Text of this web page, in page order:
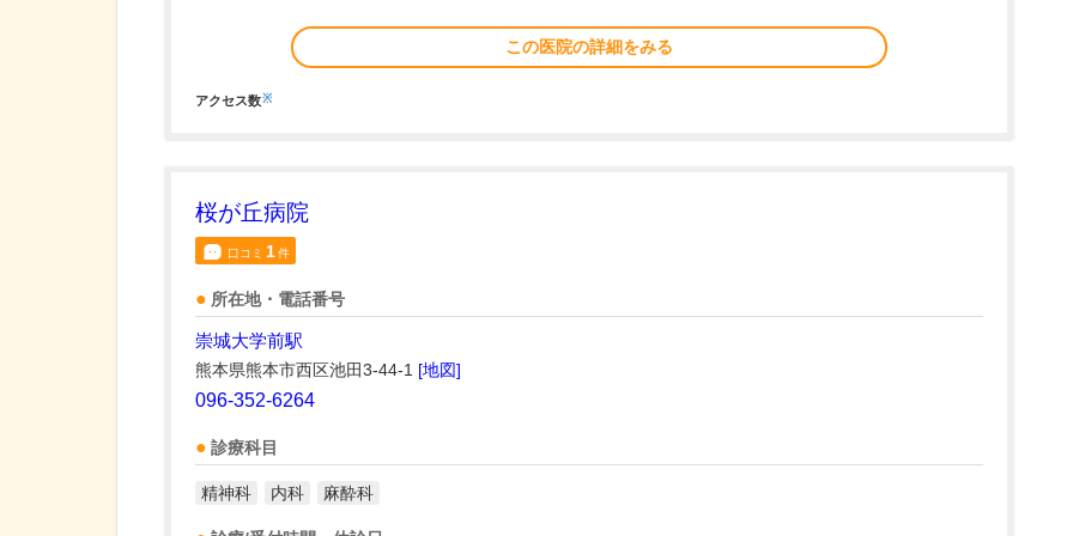
この医院の詳細をみる
アクセス数※
桜が丘病院
口コミ 1件
所在地・電話番号
崇城大学前駅
熊本県熊本市西区池田3-44-1 [地図]
096-352-6264
診療科目
精神科 内科 麻酔科